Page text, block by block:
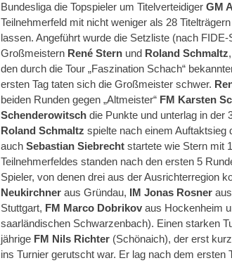
Bundesliga die Topspieler um Titelverteidiger GM
Teilnehmerfeld mit nicht weniger als 28
lassen. Angeführt wurde die Setzliste (nach
Großmeistern René Stern und Roland Schmaltz,
den durch die Tour „Faszination Schach“
ersten Tag taten sich die Großmeister schwer.
beiden Runden gegen „Altmeister“ FM Karsten
Schenderowitsch die Punkte und unterlag in der
Roland Schmaltz spielte nach einem Auftaktsieg
auch Sebastian Siebrecht startete wie Stern mit
Teilnehmerfeldes standen nach den ersten 5
Spieler, von denen drei aus der Ausrichterregion
Neukirchner aus Gründau, IM Jonas Rosner
Stuttgart, FM Marco Dobrikov aus Hockenheim
saarländischen Schwarzenbach). Einen starken
jährige FM Nils Richter (Schönaich), der erst
ins Turnier gerutscht war. Er lag nach dem ersten